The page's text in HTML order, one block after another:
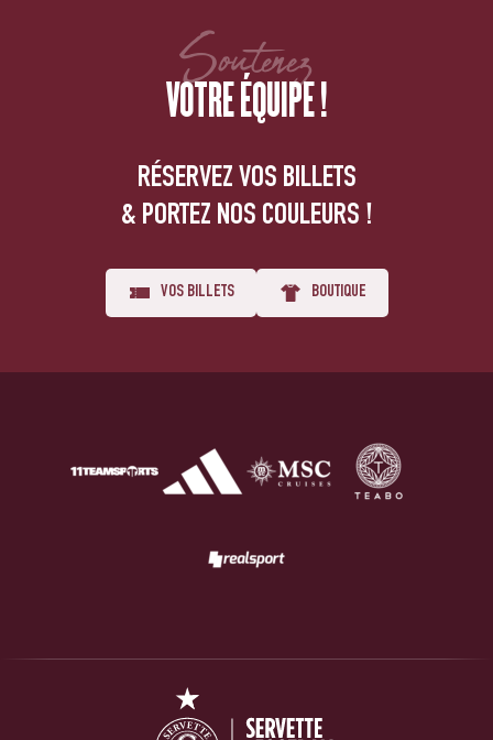
Soutenez
VOTRE ÉQUIPE !
RÉSERVEZ VOS BILLETS
& PORTEZ NOS COULEURS !
VOS BILLETS BOUTIQUE